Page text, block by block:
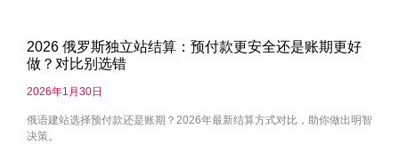
2026 俄罗斯独立站结算：预付款更安全还是账期更好
做？对比别选错
2026年1月30日
俄语建站选择预付款还是账期？2026年最新结算方式对比，助你做出明智
决策。